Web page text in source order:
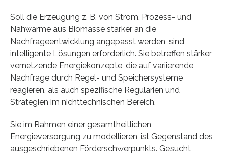
Soll die Erzeugung z. B. von Strom, Prozess- und
Nahwärme aus Biomasse stärker an die
Nachfrageentwicklung angepasst werden, sind
intelligente Lösungen erforderlich. Sie betreffen stärker
vernetzende Energiekonzepte, die auf variierende
Nachfrage durch Regel- und Speichersysteme
reagieren, als auch spezifische Regularien und
Strategien im nichttechnischen Bereich.
Sie im Rahmen einer gesamtheitlichen
Energieversorgung zu modellieren, ist Gegenstand des
ausgeschriebenen Förderschwerpunkts. Gesucht